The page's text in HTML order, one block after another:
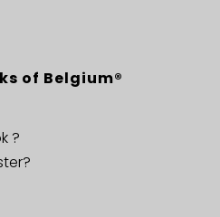
of Belgium®
?